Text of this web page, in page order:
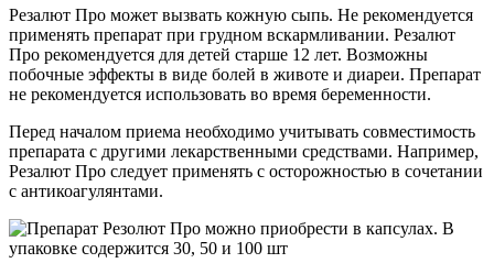
Резалют Про может вызвать кожную сыпь. Не рекомендуется
применять препарат при грудном вскармливании. Резалют
Про рекомендуется для детей старше 12 лет. Возможны
побочные эффекты в виде болей в животе и диареи. Препарат
не рекомендуется использовать во время беременности.
Перед началом приема необходимо учитывать совместимость
препарата с другими лекарственными средствами. Например,
Резалют Про следует применять с осторожностью в сочетании
с антикоагулянтами.